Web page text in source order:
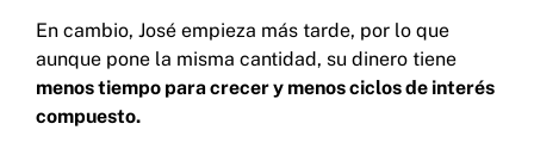
En cambio, José empieza más tarde, por lo que
aunque pone la misma cantidad, su dinero tiene
menos tiempo para crecer y menos ciclos de interés
compuesto.